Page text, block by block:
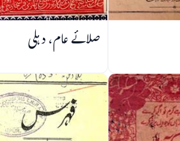
صلائے عام، دہلی